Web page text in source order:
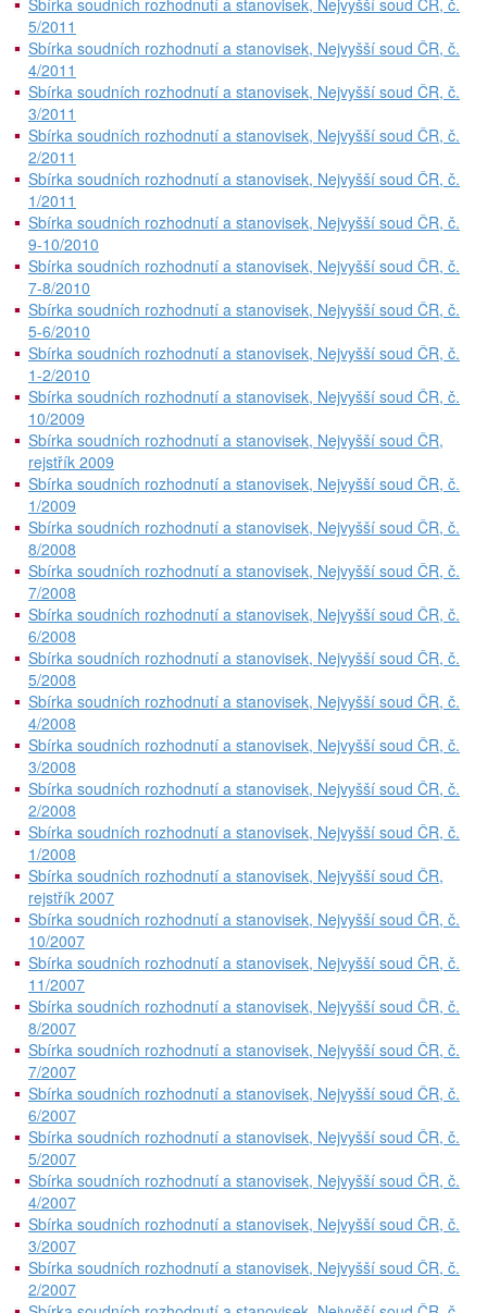
Sbírka soudních rozhodnutí a stanovisek, Nejvyšší soud ČR, č.
5/2011
Sbírka soudních rozhodnutí a stanovisek, Nejvyšší soud ČR, č.
4/2011
Sbírka soudních rozhodnutí a stanovisek, Nejvyšší soud ČR, č.
3/2011
Sbírka soudních rozhodnutí a stanovisek, Nejvyšší soud ČR, č.
2/2011
Sbírka soudních rozhodnutí a stanovisek, Nejvyšší soud ČR, č.
1/2011
Sbírka soudních rozhodnutí a stanovisek, Nejvyšší soud ČR, č.
9-10/2010
Sbírka soudních rozhodnutí a stanovisek, Nejvyšší soud ČR, č.
7-8/2010
Sbírka soudních rozhodnutí a stanovisek, Nejvyšší soud ČR, č.
5-6/2010
Sbírka soudních rozhodnutí a stanovisek, Nejvyšší soud ČR, č.
1-2/2010
Sbírka soudních rozhodnutí a stanovisek, Nejvyšší soud ČR, č.
10/2009
Sbírka soudních rozhodnutí a stanovisek, Nejvyšší soud ČR,
rejstřík 2009
Sbírka soudních rozhodnutí a stanovisek, Nejvyšší soud ČR, č.
1/2009
Sbírka soudních rozhodnutí a stanovisek, Nejvyšší soud ČR, č.
8/2008
Sbírka soudních rozhodnutí a stanovisek, Nejvyšší soud ČR, č.
7/2008
Sbírka soudních rozhodnutí a stanovisek, Nejvyšší soud ČR, č.
6/2008
Sbírka soudních rozhodnutí a stanovisek, Nejvyšší soud ČR, č.
5/2008
Sbírka soudních rozhodnutí a stanovisek, Nejvyšší soud ČR, č.
4/2008
Sbírka soudních rozhodnutí a stanovisek, Nejvyšší soud ČR, č.
3/2008
Sbírka soudních rozhodnutí a stanovisek, Nejvyšší soud ČR, č.
2/2008
Sbírka soudních rozhodnutí a stanovisek, Nejvyšší soud ČR, č.
1/2008
Sbírka soudních rozhodnutí a stanovisek, Nejvyšší soud ČR,
rejstřík 2007
Sbírka soudních rozhodnutí a stanovisek, Nejvyšší soud ČR, č.
10/2007
Sbírka soudních rozhodnutí a stanovisek, Nejvyšší soud ČR, č.
11/2007
Sbírka soudních rozhodnutí a stanovisek, Nejvyšší soud ČR, č.
8/2007
Sbírka soudních rozhodnutí a stanovisek, Nejvyšší soud ČR, č.
7/2007
Sbírka soudních rozhodnutí a stanovisek, Nejvyšší soud ČR, č.
6/2007
Sbírka soudních rozhodnutí a stanovisek, Nejvyšší soud ČR, č.
5/2007
Sbírka soudních rozhodnutí a stanovisek, Nejvyšší soud ČR, č.
4/2007
Sbírka soudních rozhodnutí a stanovisek, Nejvyšší soud ČR, č.
3/2007
Sbírka soudních rozhodnutí a stanovisek, Nejvyšší soud ČR, č.
2/2007